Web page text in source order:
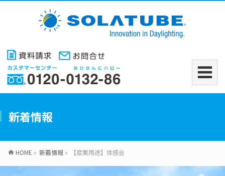
新着情報
HOME » 新着情報 » 【産業用途】体感会